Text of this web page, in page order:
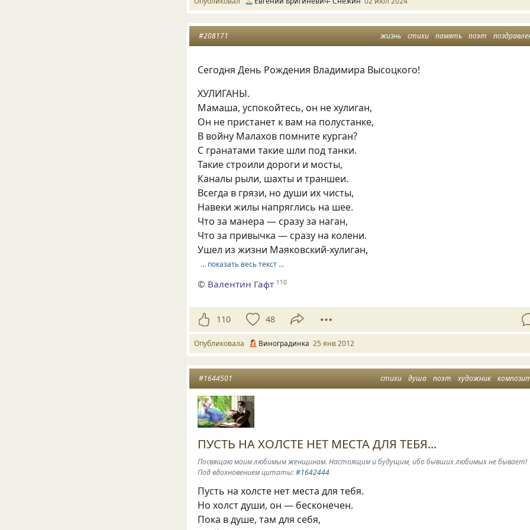
жизнь стихи память поэт
#208171
Сегодня День Рождения Владимира Высоцкого!
ХУЛИГАНЫ.
Мамаша, успокойтесь, он не хулиган,
Он не пристанет к вам на полустанке,
В войну Малахов помните курган?
С гранатами такие шли под танки.
Такие строили дороги и мосты,
Каналы рыли, шахты и траншеи.
Всегда в грязи, но души их чисты,
Навеки жилы напряглись на шее.
Что за манера — сразу за наган,
Что за привычка — сразу на колени.
Ушел из жизни Маяковский-хулиган,
… показать весь текст …
© Валентин Гафт 110
110 48
Опубликовала Виноградинка 25 янв 2012
стихи душа поэт художник
#1644501
ПУСТЬ НА ХОЛСТЕ НЕТ МЕСТА ДЛЯ ТЕБЯ...
Посвящаю моим любимым женщинам. Настоящим и будущим, ибо бывших любимых не бывает!
Под вдохновением цитаты:#1642444
Пусть на холсте нет места для тебя.
Но холст души, он — бесконечен.
Пока в душе, там для себя,